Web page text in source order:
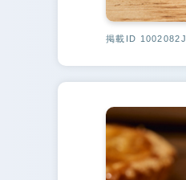
掲載ID 1002082J